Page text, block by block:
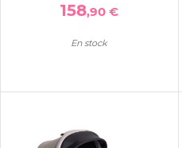
158,90 €
En stock